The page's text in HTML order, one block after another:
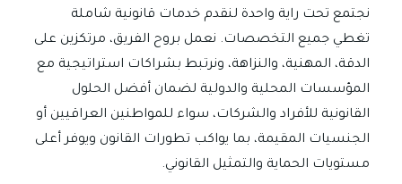
نجتمع تحت راية واحدة لنقدم خدمات قانونية شاملة
تغطي جميع التخصصات. نعمل بروح الفريق، مرتكزين على
الدقة، المهنية، والنزاهة، ونرتبط بشراكات استراتيجية مع
المؤسسات المحلية والدولية لضمان أفضل الحلول
القانونية للأفراد والشركات، سواء للمواطنين العراقيين أو
الجنسيات المقيمة، بما يواكب تطورات القانون ويوفر أعلى
مستويات الحماية والتمثيل القانوني.